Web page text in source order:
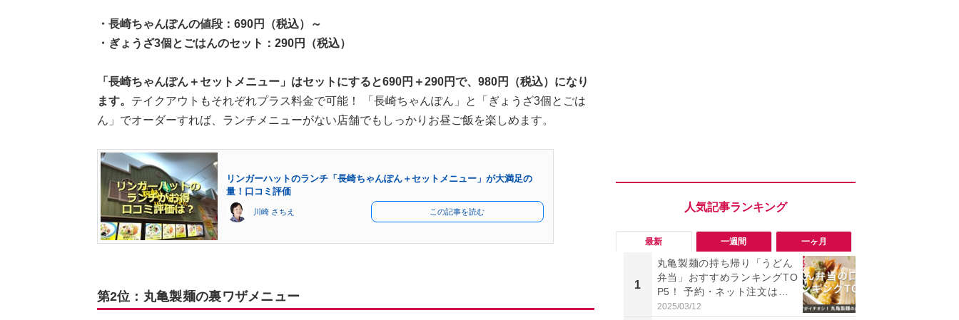
・長崎ちゃんぽんの値段：690円（税込）～
・ぎょうざ3個とごはんのセット：290円（税込）
「長崎ちゃんぽん＋セットメニュー」はセットにすると690円＋290円で、980円（税込）になり
ます。 テイクアウトもそれぞれプラス料金で可能！ 「長崎ちゃんぽん」と「ぎょうざ3個とごは
ん」でオーダーすれば、ランチメニューがない店舗でもしっかりお昼ご飯を楽しめます。
リンガーハットのランチ「長崎ちゃんぽん＋セットメニュー」が大満足の
量！口コミ評価
川崎 さちえ この記事を読む
第2位：丸亀製麺の裏ワザメニュー
最新 一週間 一ヶ月
1
丸亀製麺の持ち帰り「うどん
弁当」おすすめランキングTO
P5！ 予約・ネット注文は？
天ぷらのテイクアウトメニュ
2025/03/12